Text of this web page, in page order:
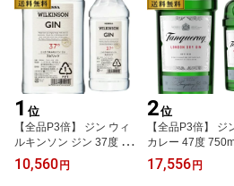
1 位
【全品P3倍】 ジン ウィ
ルキンソン ジン 37度 18
00ml 送料無料 ペット 6
本 ケース 販売 正規品 国
10,560 円
2位
【全品P3倍】 ジ
カレー 47度
ス販売 12本入 送
スピリッツ ロンド
17,556 円